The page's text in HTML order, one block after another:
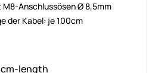
Anschlussösen Ø 8,5mm
der Kabel: je 100cm